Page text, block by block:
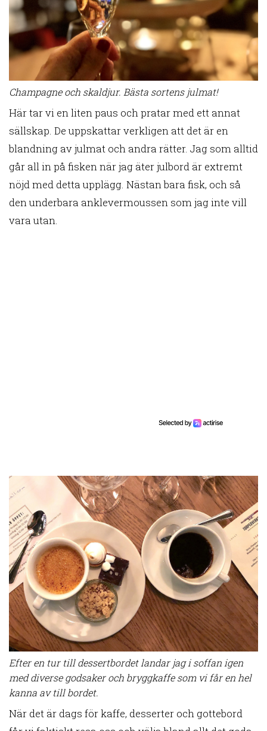
Champagne och skaldjur. Bästa sortens julmat!
Här tar vi en liten paus och pratar med ett annat
sällskap. De uppskattar verkligen att det är en
blandning av julmat och andra rätter. Jag som alltid
går all in på fisken när jag äter julbord är extremt
nöjd med detta upplägg. Nästan bara fisk, och så
den underbara anklevermoussen som jag inte vill
vara utan.
Efter en tur till dessertbordet landar jag i soffan igen
med diverse godsaker och bryggkaffe som vi får en hel
kanna av till bordet.
När det är dags för kaffe, desserter och gottebord